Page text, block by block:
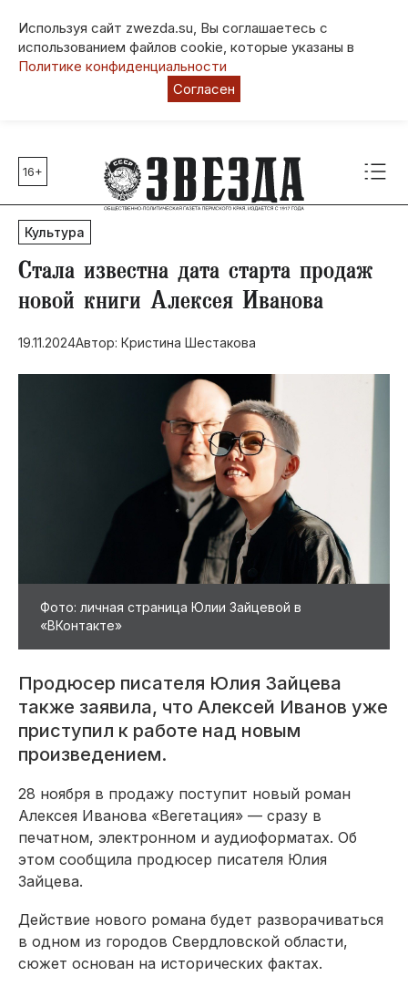
Используя сайт zwezda.su, Вы соглашаетесь с
использованием файлов cookie, которые указаны в
Политике конфиденциальности
Согласен
Главные темы
80 лет Победы
Молодежная столица РФ
СВО
Выборы в Пермском крае
Инфраструктура
Благоустройство
16+
Культура
​Стала известна дата старта продаж
новой книги Алексея Иванова
19.11.2024Автор: Кристина Шестакова
Фото: личная страница Юлии Зайцевой в
«ВКонтакте»
Продюсер писателя Юлия Зайцева
также заявила, что Алексей Иванов уже
приступил к работе над новым
произведением.
28 ноября в продажу поступит новый роман
Алексея Иванова «Вегетация» — сразу в
печатном, электронном и аудиоформатах. Об
этом сообщила продюсер писателя Юлия
Зайцева.
Действие нового романа будет разворачиваться
в одном из городов Свердловской области,
сюжет основан на исторических фактах.